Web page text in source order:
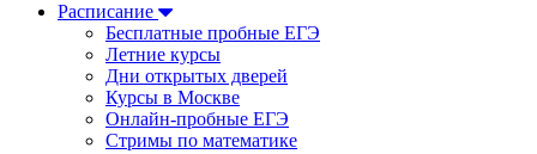
Расписание
Бесплатные пробные ЕГЭ
Летние курсы
Дни открытых дверей
Курсы в Москве
Онлайн-пробные ЕГЭ
Стримы по математике